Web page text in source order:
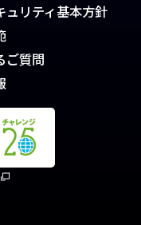
ュリティ基本方針
ご質問